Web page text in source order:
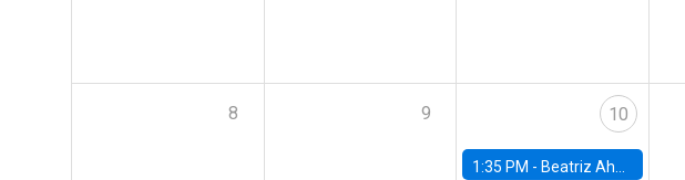
8 9 10
1:35 PM - Beatriz Ahumada, PhD candidate, Universidad de Pittsburgh